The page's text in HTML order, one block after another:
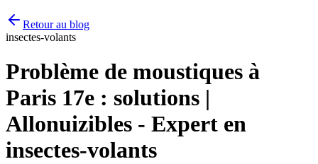
Retour au blog
insectes-volants
Problème de moustiques à
Paris 17e : solutions |
Allonuizibles - Expert en
insectes-volants